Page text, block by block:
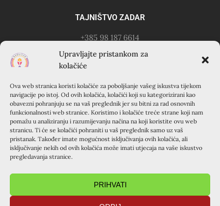
Upravljajte pristankom za
kolačiće
Ova web stranica koristi kolačiće za poboljšanje vašeg iskustva tijekom
navigacije po istoj. Od ovih kolačića, kolačići koji su kategorizirani kao
obavezni pohranjuju se na vaš preglednik jer su bitni za rad osnovnih
funkcionalnosti web stranice. Koristimo i kolačiće treće strane koji nam
pomažu u analiziranju i razumijevanju načina na koji koristite ovu web
stranicu. Ti će se kolačići pohraniti u vaš preglednik samo uz vaš
pristanak. Također imate mogućnost isključivanja ovih kolačića, ali
isključivanje nekih od ovih kolačića može imati utjecaja na vaše iskustvo
pregledavanja stranice.
PRIHVATI
TAJNIŠTVO ZADAR
+385 98 187 6614
Kontakt osoba: Ružica Anušić
– zvati utorkom 18-21h
KURSILJO KRAPANJ
KRAPANJ, kuća EMAUS (Franjevački samostan), 22000
Šibenik, Hrvatska
+385 22 351 830